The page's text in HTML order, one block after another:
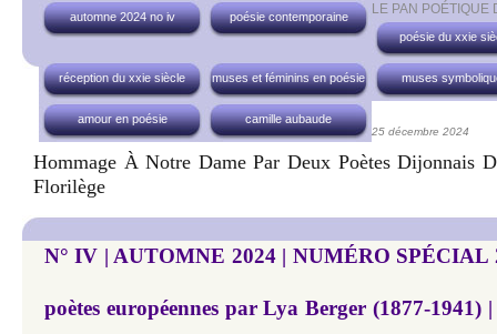
LE PAN POÉTIQUE
automne 2024 no iv
poésie contemporaine
poésie du xxie
réception du xxie siècle muses et féminins en poésie muses
amour en poésie camille aubaude
25 décembre 2024
Hommage À Notre Dame Par Deux Poètes Dijonnais
Florilège
N° IV | AUTOMNE 2024 | NUMÉRO SPÉCIAL
poètes européennes par Lya Berger (1877-1941)